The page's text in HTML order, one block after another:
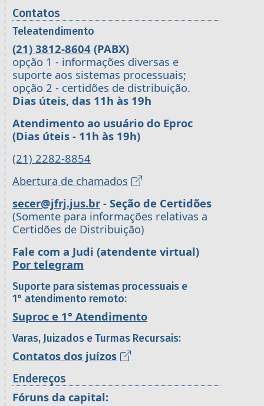
Contatos
Teleatendimento
(21) 3812-8604 (PABX)
opção 1 - informações diversas e
suporte aos sistemas processuais;
opção 2 - certidões de distribuição.
Dias úteis, das 11h às 19h
Atendimento ao usuário do Eproc
(Dias úteis - 11h às 19h)
(21) 2282-8854
Abertura de chamados
secer@jfrj.jus.br - Seção de Certidões
(Somente para informações relativas a
Certidões de Distribuição)
Fale com a Judi (atendente virtual)
Por telegram
Suporte para sistemas processuais e
1° atendimento remoto:
Suproc e 1° Atendimento
Varas, Juizados e Turmas Recursais:
Contatos dos juízos
Endereços
Fóruns da capital: